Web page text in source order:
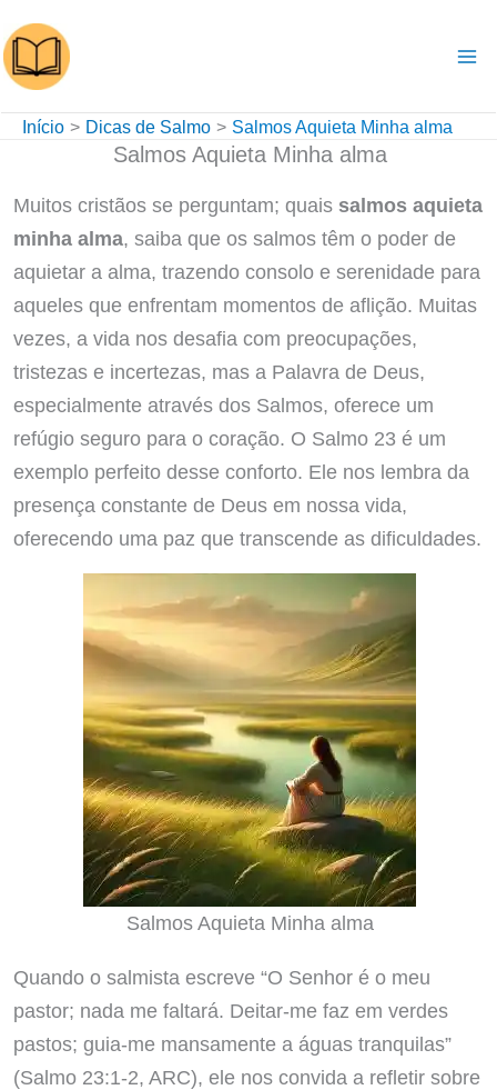
para
o
conteúdo
Início Dicas de Salmo Salmos Aquieta Minha alma
Salmos Aquieta Minha alma
Muitos cristãos se perguntam; quais salmos aquieta
minha alma, saiba que os salmos têm o poder de
aquietar a alma, trazendo consolo e serenidade para
aqueles que enfrentam momentos de aflição. Muitas
vezes, a vida nos desafia com preocupações,
tristezas e incertezas, mas a Palavra de Deus,
especialmente através dos Salmos, oferece um
refúgio seguro para o coração. O Salmo 23 é um
exemplo perfeito desse conforto. Ele nos lembra da
presença constante de Deus em nossa vida,
oferecendo uma paz que transcende as dificuldades.
Salmos Aquieta Minha alma
Quando o salmista escreve “O Senhor é o meu
pastor; nada me faltará. Deitar-me faz em verdes
pastos; guia-me mansamente a águas tranquilas”
(Salmo 23:1-2, ARC), ele nos convida a refletir sobre